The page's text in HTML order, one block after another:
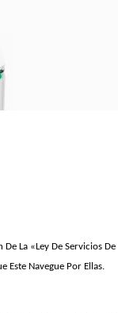
La «Ley De Servicios
Este Navegue Por Ellas.